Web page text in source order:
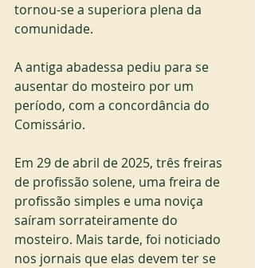
tornou-se a superiora plena da
comunidade.
A antiga abadessa pediu para se
ausentar do mosteiro por um
período, com a concordância do
Comissário.
Em 29 de abril de 2025, três freiras
de profissão solene, uma freira de
profissão simples e uma noviça
saíram sorrateiramente do
mosteiro. Mais tarde, foi noticiado
nos jornais que elas devem ter se